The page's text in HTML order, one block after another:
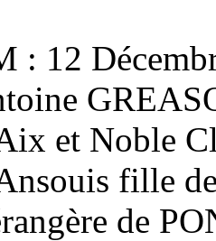
: 12
et Noble
fille
de